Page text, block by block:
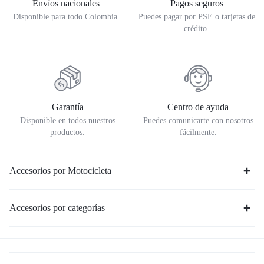
Envíos nacionales
Disponible para todo Colombia.
Pagos seguros
Puedes pagar por PSE o tarjetas de
crédito.
Garantía
Disponible en todos nuestros
productos.
Centro de ayuda
Puedes comunicarte con nosotros
fácilmente.
Accesorios por Motocicleta
Accesorios por categorías